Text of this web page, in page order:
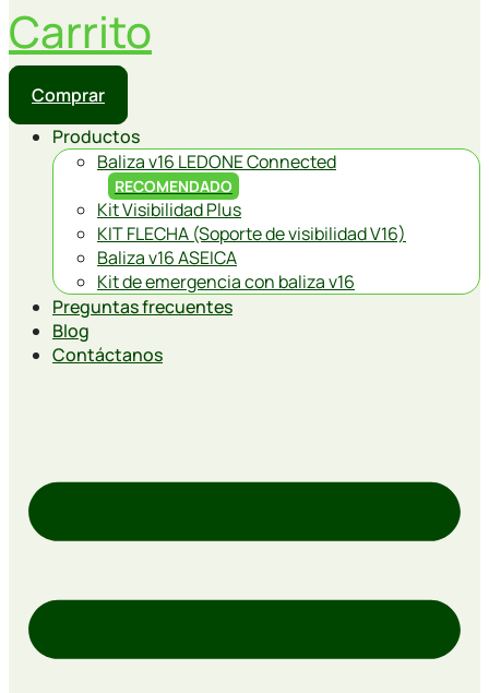
Carrito
Comprar
Productos
Baliza v16 LEDONE Connected
RECOMENDADO
Kit Visibilidad Plus
KIT FLECHA (Soporte de visibilidad V16)
Baliza v16 ASEICA
Kit de emergencia con baliza v16
Preguntas frecuentes
Blog
Contáctanos